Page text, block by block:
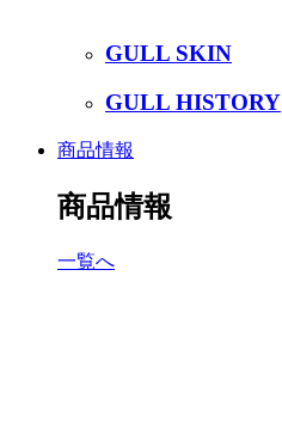
GULL SKIN
GULL HISTORY
商品情報
商品情報
一覧へ